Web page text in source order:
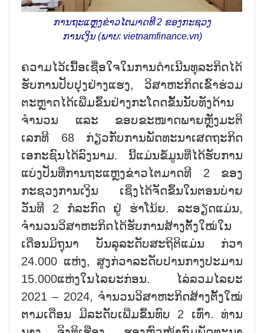
ການຖະແຫຼງຂ່າວໄຕມາດທີ 2 ຂອງກະຊວງ
ການເງິນ (ພາບ: vietnamfinance.vn)
ຄວາມໄວ້ເນື້ອເຊື່ອໃຈໃນການດຳເນີນທຸລະກິດໄດ້
ຮັບການປັບປຸງຢ່າງແຮງ, ວິສາຫະກິດເຂົ້າຮ່ວມ
ຕະຫຼາດໄດ້ເພີ່ມຂຶ້ນຢ່າງກະໂດດຂັ້ນນັບທັງດ້ານ
ຈຳນວນ ແລະ ຂອບຂະໜາດພາຍຫຼັງມະຕິ
ເລກທີ 68 ກ່ຽວກັບການພັດທະນາເສດຖະກິດ
ເອກະຊົນໄດ້ລົງນາມ. ນີ້ແມ່ນຂໍ້ມູນທີ່ໄດ້ຮັບການ
ແບ່ງປັນທີ່ການຖະແຫຼງຂ່າວໄຕມາດທີ 2 ຂອງ
ກະຊວງການເງິນ ເຊິ່ງໄດ້ຈັດຂຶ້ນໃນຕອນບ່າຍ
ວັນທີ 2 ກໍລະກົດ ຢູ່ ຮ່າໂນ້ຍ. ລະອຽດແມ່ນ,
ຈຳນວນວິສາຫະກິດໄດ້ຮັບການສ້າງຕັ້ງໃໝ່ໃນ
ເດືອນມິຖຸນາ ບັນລຸລະດັບສະຖິຕິແມ່ນ ກ່ວາ
24.000 ແຫ່ງ, ສູງກ່ວາລະດັບປານກາງປະມານ
15.000ແຫ່ງໃນໄລຍະກ່ອນ. ໄລ່ລວມໄລຍະ
2021 – 2024, ຈຳນວນວິສາຫະກິດສ້າງຕັ້ງໃໝ່
ຕາມເດືອນ ມີລະດັບເພີ່ມຂຶ້ນທົບ 2 ເທົ່າ. ທ່ານ